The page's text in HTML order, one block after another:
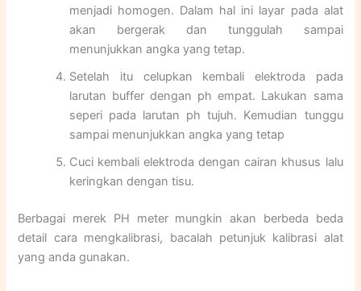
menjadi homogen. Dalam hal ini layar pada alat
akan bergerak dan tunggulah sampai
menunjukkan angka yang tetap.
Setelah itu celupkan kembali elektroda pada
larutan buffer dengan ph empat. Lakukan sama
seperi pada larutan ph tujuh. Kemudian tunggu
sampai menunjukkan angka yang tetap
Cuci kembali elektroda dengan cairan khusus lalu
keringkan dengan tisu.
Berbagai merek PH meter mungkin akan berbeda beda
detail cara mengkalibrasi, bacalah petunjuk kalibrasi alat
yang anda gunakan.